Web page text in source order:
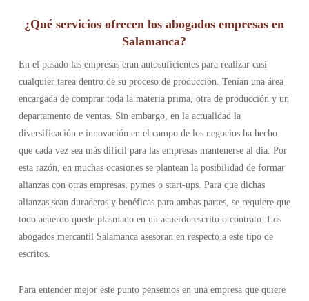
¿Qué servicios ofrecen los abogados empresas en
Salamanca?
En el pasado las empresas eran autosuficientes para realizar casi
cualquier tarea dentro de su proceso de producción. Tenían una área
encargada de comprar toda la materia prima, otra de producción y un
departamento de ventas. Sin embargo, en la actualidad la
diversificación e innovación en el campo de los negocios ha hecho
que cada vez sea más difícil para las empresas mantenerse al día. Por
esta razón, en muchas ocasiones se plantean la posibilidad de formar
alianzas con otras empresas, pymes o start-ups. Para que dichas
alianzas sean duraderas y benéficas para ambas partes, se requiere que
todo acuerdo quede plasmado en un acuerdo escrito o contrato. Los
abogados mercantil Salamanca asesoran en respecto a este tipo de
escritos.
Para entender mejor este punto pensemos en una empresa que quiere